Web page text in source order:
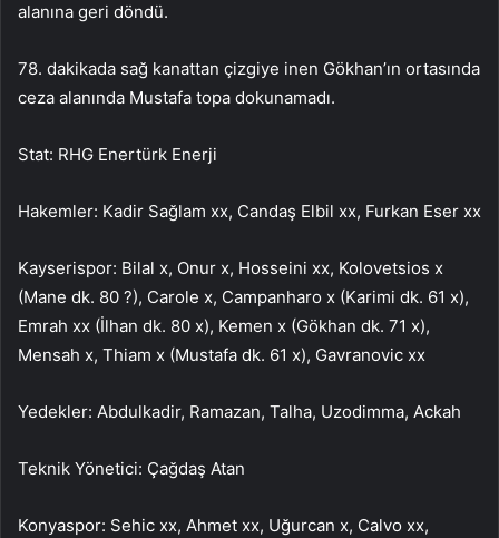
alanına geri döndü.
78. dakikada sağ kanattan çizgiye inen Gökhan’ın ortasında
ceza alanında Mustafa topa dokunamadı.
Stat: RHG Enertürk Enerji
Hakemler: Kadir Sağlam xx, Candaş Elbil xx, Furkan Eser xx
Kayserispor: Bilal x, Onur x, Hosseini xx, Kolovetsios x
(Mane dk. 80 ?), Carole x, Campanharo x (Karimi dk. 61 x),
Emrah xx (İlhan dk. 80 x), Kemen x (Gökhan dk. 71 x),
Mensah x, Thiam x (Mustafa dk. 61 x), Gavranovic xx
Yedekler: Abdulkadir, Ramazan, Talha, Uzodimma, Ackah
Teknik Yönetici: Çağdaş Atan
Konyaspor: Sehic xx, Ahmet xx, Uğurcan x, Calvo xx,